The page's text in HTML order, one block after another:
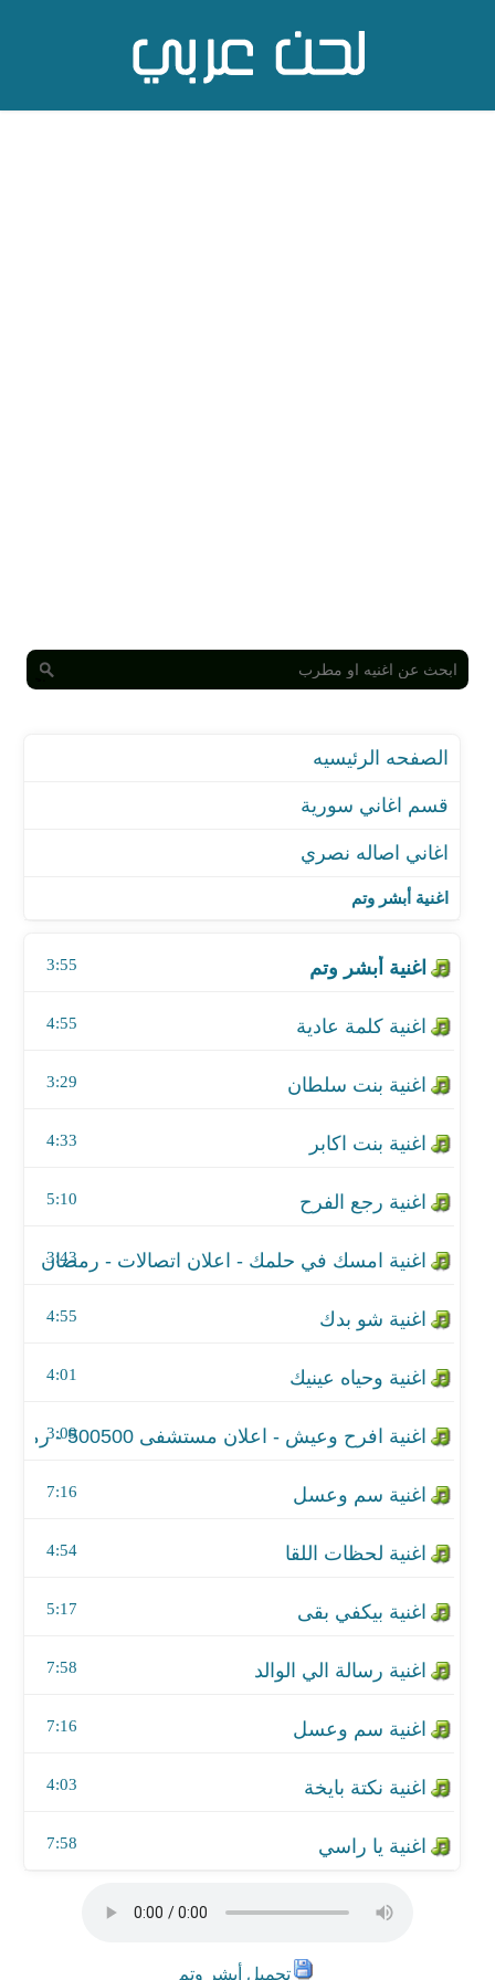
قسم اغاني سورية
اغنية أبشر وتم
اغنية أبشر وتم
3:55
اغنية كلمة عادية
4:55
اغنية بنت سلطان
3:29
4:33
5:10
3:43
اغنية شو بدك
4:55
اغنية وحياه عينيك
4:01
اغنية افرح وعيش - اعلان مستشفى 500500 - رمضان 2017
3:09
7:16
4:54
5:17
اغنية رسالة الي الوالد
7:58
اغنية سم وعسل
7:16
اغنية نكتة بايخة
4:03
7:58
تحميل أبشر وتم